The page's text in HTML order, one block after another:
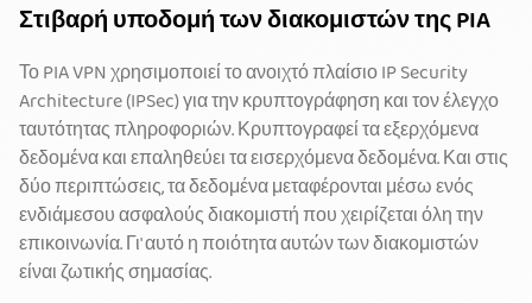
Στιβαρή υποδομή των διακομιστών της PIA
Το PIA VPN χρησιμοποιεί το ανοιχτό πλαίσιο IP Security
Architecture (IPSec) για την κρυπτογράφηση και τον έλεγχο
ταυτότητας πληροφοριών. Κρυπτογραφεί τα εξερχόμενα
δεδομένα και επαληθεύει τα εισερχόμενα δεδομένα. Και στις
δύο περιπτώσεις, τα δεδομένα μεταφέρονται μέσω ενός
ενδιάμεσου ασφαλούς διακομιστή που χειρίζεται όλη την
επικοινωνία. Γι' αυτό η ποιότητα αυτών των διακομιστών
είναι ζωτικής σημασίας.